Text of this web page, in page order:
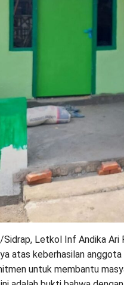
Letkol Inf Andika Ari
atas keberhasilan
untuk membantu